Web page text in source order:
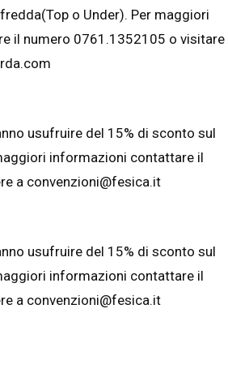
o Under). Per maggiori
il numero 0761.1352105 o visitare
usufruire del 15% di sconto sul
informazioni contattare il
a convenzioni@fesica.it
usufruire del 15% di sconto sul
informazioni contattare il
a convenzioni@fesica.it